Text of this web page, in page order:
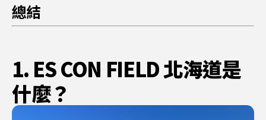
總結
1. ES CON FIELD 北海道是
什麼？